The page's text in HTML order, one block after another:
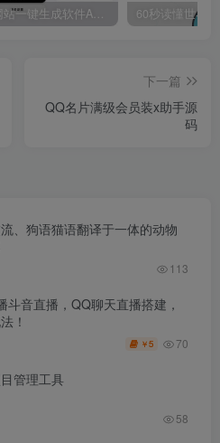
网站一键生成软件APP 完美版 同时支持打包html文件
下一篇
QQ名片满级会员装x助手源
码
、狗语猫语翻译于一体的动物
113
斗音直播，QQ聊天直播搭建，
！
￥5 70
管理工具
58